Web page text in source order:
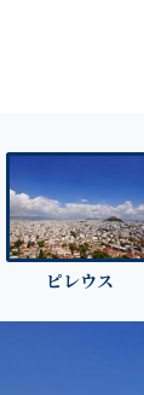
ピレウス